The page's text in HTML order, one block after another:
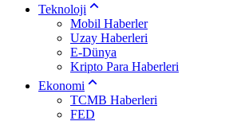
Teknoloji
Mobil Haberler
Uzay Haberleri
E-Dünya
Kripto Para Haberleri
Ekonomi
TCMB Haberleri
FED